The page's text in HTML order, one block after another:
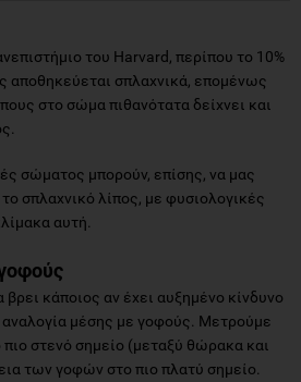
του Harvard, περίπου το 10%
αποθηκεύεται σπλαχνικά, επομένως
στο σώμα πιθανότατα δείχνει και
σώματος μπορούν, επίσης, να μας
σπλαχνικό λίπος, με φυσιολογικές
αυτή.
κάποιος αν έχει αυξημένο κίνδυνο
αναλογία μέσης με γοφούς. Μετρούμε
στενό σημείο (μεταξύ θώρακα και
των γοφών στο πιο πλατύ σημείο.